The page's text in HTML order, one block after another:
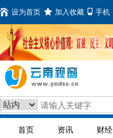
设为首页 加入收藏 手机
首页 资讯 财经